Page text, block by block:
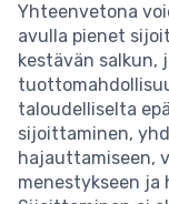
Yhteenvetona
avulla pienet
kestävän salkun,
taloudelliselta
sijoittaminen,
hajauttamiseen,
menestykseen ja